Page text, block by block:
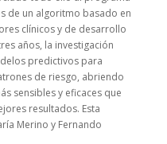
de un algoritmo basado en
clínicos y de desarrollo
años, la investigación
predictivos para
de riesgo, abriendo
sensibles y eficaces que
resultados. Esta
Merino y Fernando